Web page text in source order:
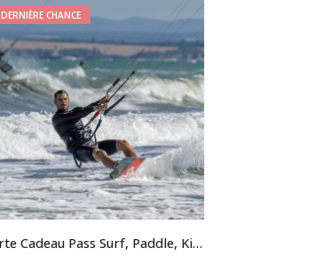
DERNIÈRE CHANCE
Carte Cadeau Pass Surf, Paddle, Kitesurf